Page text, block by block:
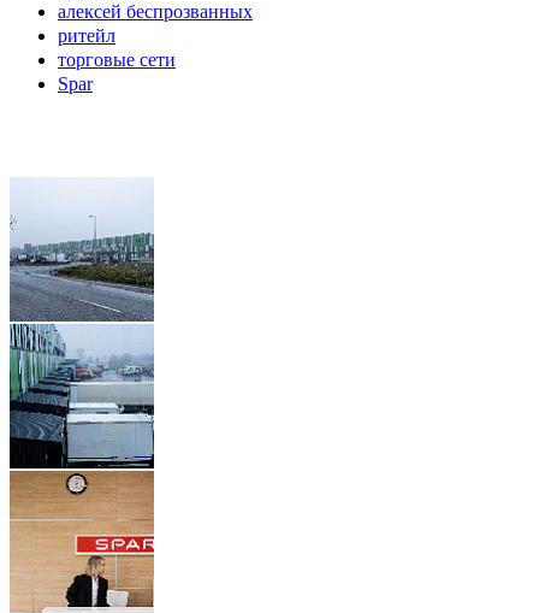
алексей беспрозванных
ритейл
торговые сети
Spar